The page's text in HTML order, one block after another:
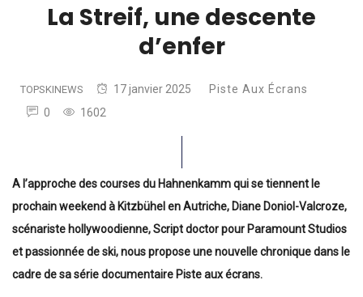
La Streif, une descente
d’enfer
TOPSKINEWS 17 janvier 2025
Piste Aux Écrans
0
1602
A l’approche des courses du Hahnenkamm qui se tiennent le
prochain weekend à Kitzbühel en Autriche, Diane Doniol-Valcroze,
scénariste hollywoodienne, Script doctor pour Paramount Studios
et passionnée de ski, nous propose une nouvelle chronique dans le
cadre de sa série documentaire Piste aux écrans.